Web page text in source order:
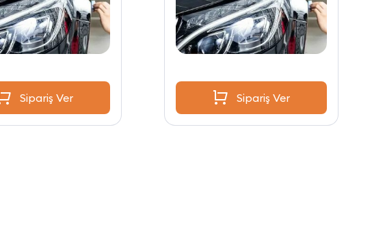
Sipariş Ver Sipariş Ver